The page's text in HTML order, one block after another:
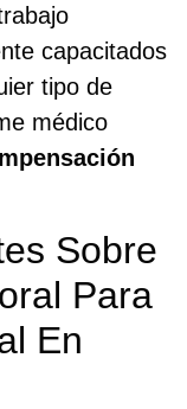
capacitados
tipo de
médico
Sobre
Para
En